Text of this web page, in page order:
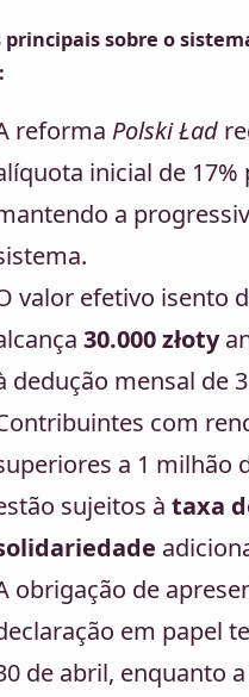
sobre o
reforma Polski Ład
inicial de 17%
a
valor efetivo isento
30.000 złoty
dedução mensal de
com
a 1 milhão
sujeitos à taxa
obrigação de
em papel
de abril, enquanto